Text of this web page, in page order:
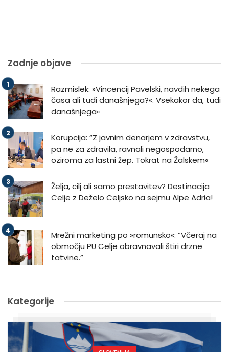
Zadnje objave
Razmislek: »Vincencij Pavelski, navdih nekega
časa ali tudi današnjega?«. Vsekakor da, tudi
današnjega«
Korupcija: “Z javnim denarjem v zdravstvu,
pa ne za zdravila, ravnali negospodarno,
oziroma za lastni žep. Tokrat na Žalskem«
Želja, cilj ali samo prestavitev? Destinacija
Celje z Deželo Celjsko na sejmu Alpe Adria!
Mrežni marketing po »romunsko«: “Včeraj na
območju PU Celje obravnavali štiri drzne
tatvine.”
Kategorije